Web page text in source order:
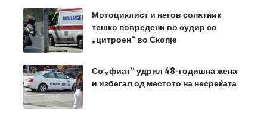
Мотоциклист и негов сопатник
тешко повредени во судир со
„цитроен“ во Скопје
Со „фиат“ удрил 48-годишна жена
и избегал од местото на несреќата